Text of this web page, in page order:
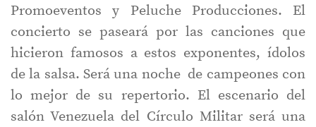
Promoeventos y Peluche Producciones. El
concierto se paseará por las canciones que
hicieron famosos a estos exponentes, ídolos
de la salsa. Será una noche de campeones con
lo mejor de su repertorio. El escenario del
salón Venezuela del Círculo Militar será una